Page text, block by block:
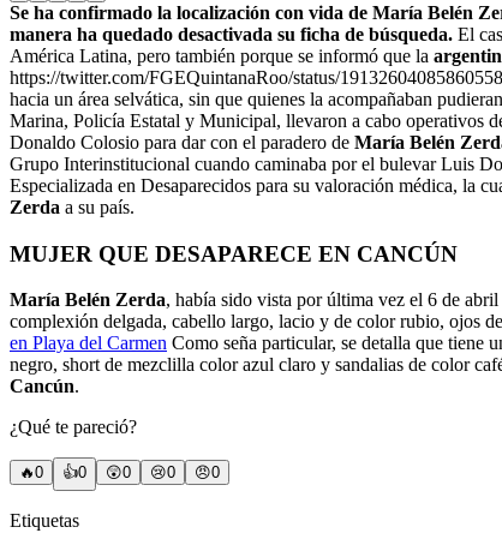
Se ha confirmado la localización con vida de María Belén
manera ha quedado desactivada su ficha de búsqueda. El
América Latina, pero también porque se informó que la
https://twitter.com/FGEQuintanaRoo/status/
hacia un área selvática, sin que quienes la acompañaban
Marina, Policía Estatal y Municipal, llevaron a cabo operativos
Donaldo Colosio para dar con el paradero de María Belén
Grupo Interinstitucional cuando caminaba por el bulevar Luis
Especializada en Desaparecidos para su valoración médica, la
Zerda a su país.
MUJER QUE DESAPARECE EN CANCÚN
María Belén Zerda, había sido vista por última vez el 6 de abril
complexión delgada, cabello largo, lacio y de color rubio, ojos
en Playa del Carmen Como seña particular, se detalla que tiene
negro, short de mezclilla color azul claro y sandalias de color
Cancún.
¿Qué te pareció?
🔥0 👍0 😲0 😢0 😠0
Etiquetas